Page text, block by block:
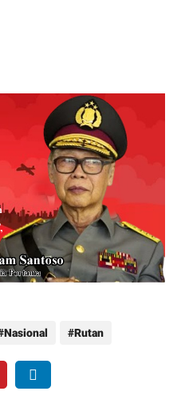
Nasional Rutan